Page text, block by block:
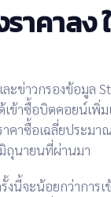
าคาลง
ะข่าวกรองข้อมูล
เข้าซื้อบิตคอยน์เพิ่ม
าคาซื้อเฉลี่ยประมา
ถุนายนที่ผ่านมา
งนี้จะน้อยกว่าการ